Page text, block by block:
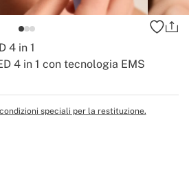
4 in 1 con tecnologia EMS
4 in 1
condizioni speciali per la restituzione.